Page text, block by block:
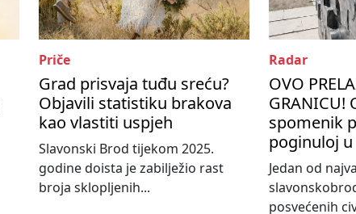
Priče
Grad prisvaja tuđu sreću?
Objavili statistiku brakova
kao vlastiti uspjeh
Slavonski Brod tijekom 2025.
godine doista je zabilježio rast
broja sklopljenih...
Radar
OVO
GRANICU!
spomenik
poginuloj
Jedan od
posvećenih